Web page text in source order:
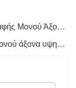
προηγούμενος : Μηχανή Φρέζας Αντιγραφής Μονού Άξονα για Προφίλ Αλουμινίου
Επόμενο : Μηχανή φρέζας αντιγραφής μονού άξονα υψηλής ταχύτητας